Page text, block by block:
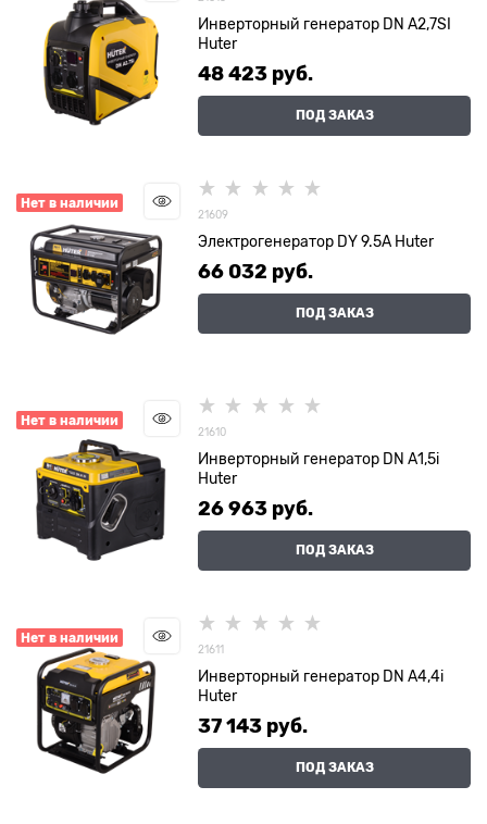
Инверторный генератор DN А2,7SI
Huter
48 423 руб.
ПОД ЗАКАЗ
Нет в наличии
21609
Электрогенератор DY 9.5A Huter
66 032 руб.
ПОД ЗАКАЗ
Нет в наличии
21610
Инверторный генератор DN А1,5i
Huter
26 963 руб.
ПОД ЗАКАЗ
Нет в наличии
21611
Инверторный генератор DN А4,4i
Huter
37 143 руб.
ПОД ЗАКАЗ